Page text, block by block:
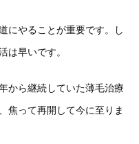
にやることが重要です。し
は早いです。
から継続していた薄毛治療
焦って再開して今に至りま